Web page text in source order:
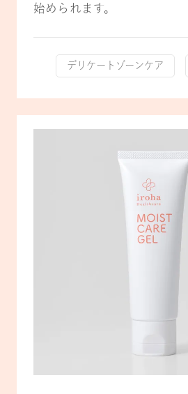
始められます。
デリケートゾーンケア